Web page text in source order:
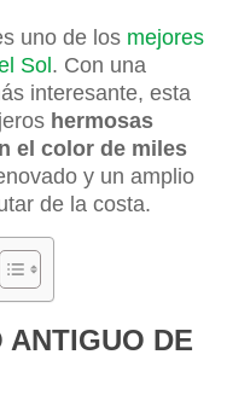
uno de los mejores
Sol . Con una
interesante, esta
hermosas
el color de miles
y un amplio
de la costa.
ANTIGUO DE